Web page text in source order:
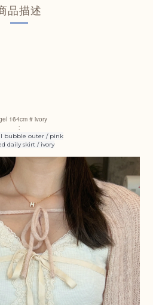
品描述
164cm # ivory
:
bubble outer / pink
daily skirt / ivory